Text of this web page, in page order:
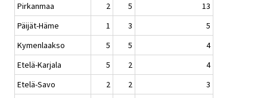
Pirkanmaa
2 5
13
Päijät-Häme
1 3
5
Kymenlaakso
5 5
4
Etelä-Karjala
5 2
4
Etelä-Savo
2 2
3